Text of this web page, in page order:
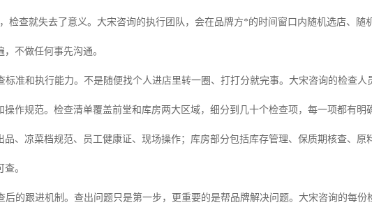
检查就失去了意义。大宋咨询的执行团队，会在品牌方*的时间窗口内随机选店、随
不做任何事先沟通。
标准和执行能力。不是随便找个人进店里转一圈、打打分就完事。大宋咨询的检查
操作规范。检查清单覆盖前堂和库房两大区域，细分到几十个检查项，每一项都有明
品、凉菜档规范、员工健康证、现场操作；库房部分包括库存管理、保质期核查、原
。
后的跟进机制。查出问题只是第一步，更重要的是帮品牌解决问题。大宋咨询的每